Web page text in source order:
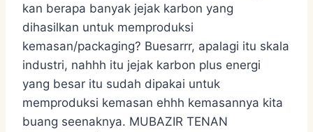
kan berapa banyak jejak karbon yang
dihasilkan untuk memproduksi
kemasan/packaging? Buesarrr, apalagi itu skala
industri, nahhh itu jejak karbon plus energi
yang besar itu sudah dipakai untuk
memproduksi kemasan ehhh kemasannya kita
buang seenaknya. MUBAZIR TENAN